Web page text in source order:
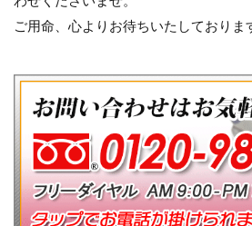
ご用命、心よりお待ちいたしておりま